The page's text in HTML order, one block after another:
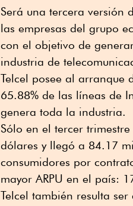
Será una tercera versión
las empresas del grupo
con el objetivo de
industria de
Telcel posee al arranque
65.88% de las líneas de
genera toda la industria.
Sólo en el tercer
dólares y llegó a 84.17
consumidores por
mayor ARPU en el país:
Telcel también resulta